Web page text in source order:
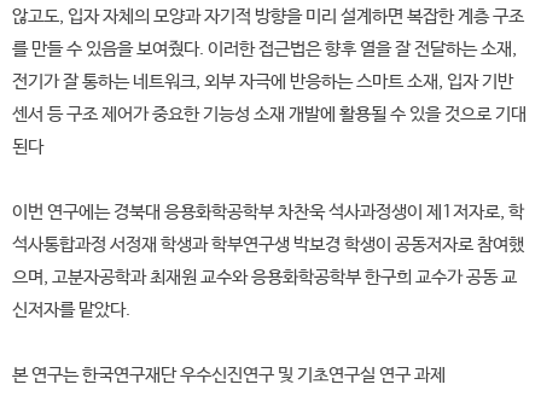
않고도, 입자 자체의 모양과 자기적 방향을 미리 설계하면 복잡한 계층 구조
를 만들 수 있음을 보여줬다. 이러한 접근법은 향후 열을 잘 전달하는 소재,
전기가 잘 통하는 네트워크, 외부 자극에 반응하는 스마트 소재, 입자 기반
센서 등 구조 제어가 중요한 기능성 소재 개발에 활용될 수 있을 것으로 기대
된다
이번 연구에는 경북대 응용화학공학부 차찬욱 석사과정생이 제1저자로, 학
석사통합과정 서정재 학생과 학부연구생 박보경 학생이 공동저자로 참여했
으며, 고분자공학과 최재원 교수와 응용화학공학부 한구희 교수가 공동 교
신저자를 맡았다.
본 연구는 한국연구재단 우수신진연구 및 기초연구실 연구 과제